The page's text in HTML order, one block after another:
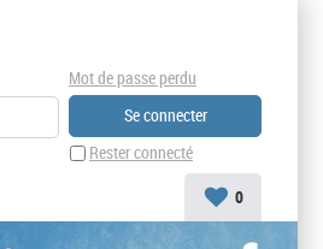
Rester connecté
Mot de passe perdu
0